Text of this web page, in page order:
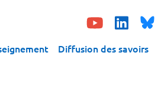
Diffusion des savoirs